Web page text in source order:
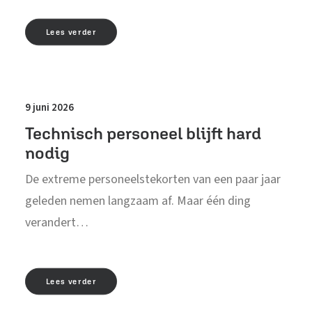
Lees verder
9 juni 2026
Technisch personeel blijft hard
nodig
De extreme personeelstekorten van een paar jaar
geleden nemen langzaam af. Maar één ding
verandert…
Lees verder